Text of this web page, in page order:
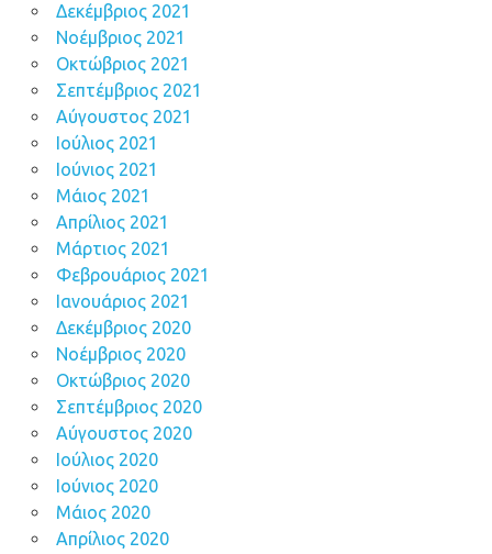
Δεκέμβριος 2021
Νοέμβριος 2021
Οκτώβριος 2021
Σεπτέμβριος 2021
Αύγουστος 2021
Ιούλιος 2021
Ιούνιος 2021
Μάιος 2021
Απρίλιος 2021
Μάρτιος 2021
Φεβρουάριος 2021
Ιανουάριος 2021
Δεκέμβριος 2020
Νοέμβριος 2020
Οκτώβριος 2020
Σεπτέμβριος 2020
Αύγουστος 2020
Ιούλιος 2020
Ιούνιος 2020
Μάιος 2020
Απρίλιος 2020